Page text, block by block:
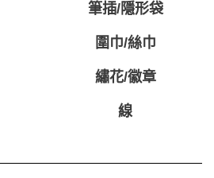
筆插/隱形袋
圍巾/絲巾
繡花/徽章
線